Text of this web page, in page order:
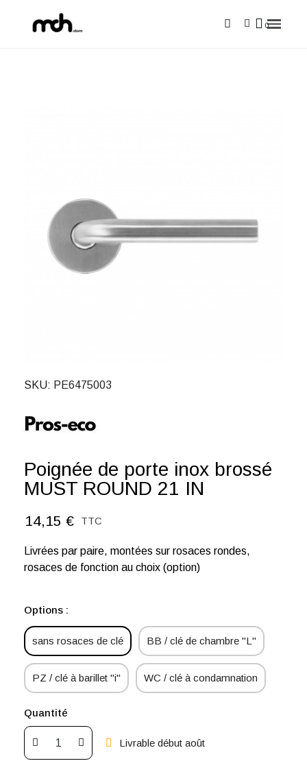
SKU PE6475003
Poignée de porte inox brossé
MUST ROUND 21 IN
14,15 € TTC
Livrées par paire, montées sur rosaces rondes,
rosaces de fonction au choix (option)
Options :
sans rosaces de clé BB / clé de chambre "L"
PZ / clé à barillet "i" WC / clé à condamnation
Quantité
Livrable début août